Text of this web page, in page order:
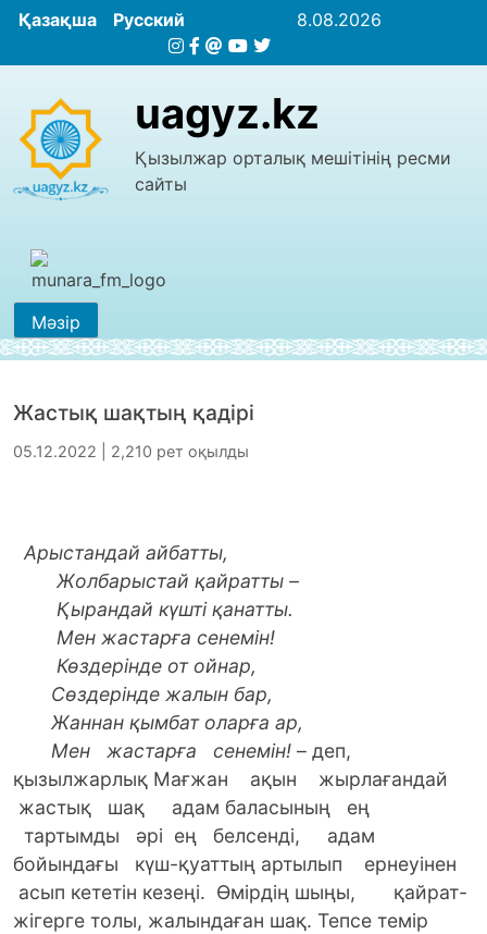
Қазақша Русский 8.08.2026
uagyz.kz
Қызылжар орталық мешітінің ресми
сайты
Мәзір
Жастық шақтың қадірі
05.12.2022 | 2,210 рет оқылды
Арыстандай айбатты,
Жолбарыстай қайратты –
Қырандай күштi қанатты.
Мен жастарға сенемiн!
Көздерiнде от ойнар,
Сөздерiнде жалын бар,
Жаннан қымбат оларға ар,
Мен жастарға сенемiн! – деп,
қызылжарлық Мағжан ақын жырлағандай
жастық шақ адам баласының ең
тартымды әрі ең белсенді, адам
бойындағы күш-қуаттың артылып ернеуінен
асып кететін кезеңі. Өмірдің шыңы, қайрат-
жігерге толы, жалындаған шақ. Тепсе темір